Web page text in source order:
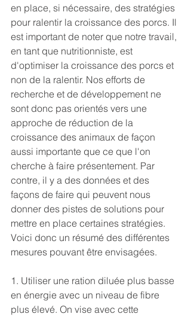
en place, si nécessaire, des stratégies
pour ralentir la croissance des porcs. Il
est important de noter que notre travail,
en tant que nutritionniste, est
d'optimiser la croissance des porcs et
non de la ralentir. Nos efforts de
recherche et de développement ne
sont donc pas orientés vers une
approche de réduction de la
croissance des animaux de façon
aussi importante que ce que l'on
cherche à faire présentement. Par
contre, il y a des données et des
façons de faire qui peuvent nous
donner des pistes de solutions pour
mettre en place certaines stratégies.
Voici donc un résumé des différentes
mesures pouvant être envisagées.
1. Utiliser une ration diluée plus basse
en énergie avec un niveau de fibre
plus élevé. On vise avec cette